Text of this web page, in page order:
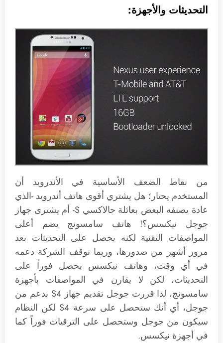
التحديثات والأجهزة:
من نقاط الضعف الأساسية في الأندرويد أن
المستخدم يحتار؛ هل يشتري أقوى هاتف أندرويد -الذي
عادة يصنفه البعض بعائلة جالاكسي S- أم يشترى جهاز
جوجل نيكسس؟! هاتف سامسونج يضم أعلى
المواصفات التقنية لكنه يحصل على التحديثات بعد
مرور أشهر من صدورها، وربما توقف الشركة دعمه
في أي وقت، وهاتف نيكسس يحصل فوراً على
التحديثات، لكن لا يقارن في المواصفات بأجهزة
سامسونج، لذا قررت جوجل تقديم جهاز S4 بدعم من
جوجل، أي أنك ستحصل على سرعة S4 لكن النظام
سيكون من جوجل وستحصل على الترقيات فوراً كما
في أجهزة نيكسس.